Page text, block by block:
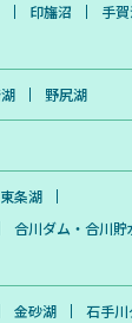
印旛沼
手
野尻湖
東条湖
合川ダム・合川貯
金砂湖 石手川